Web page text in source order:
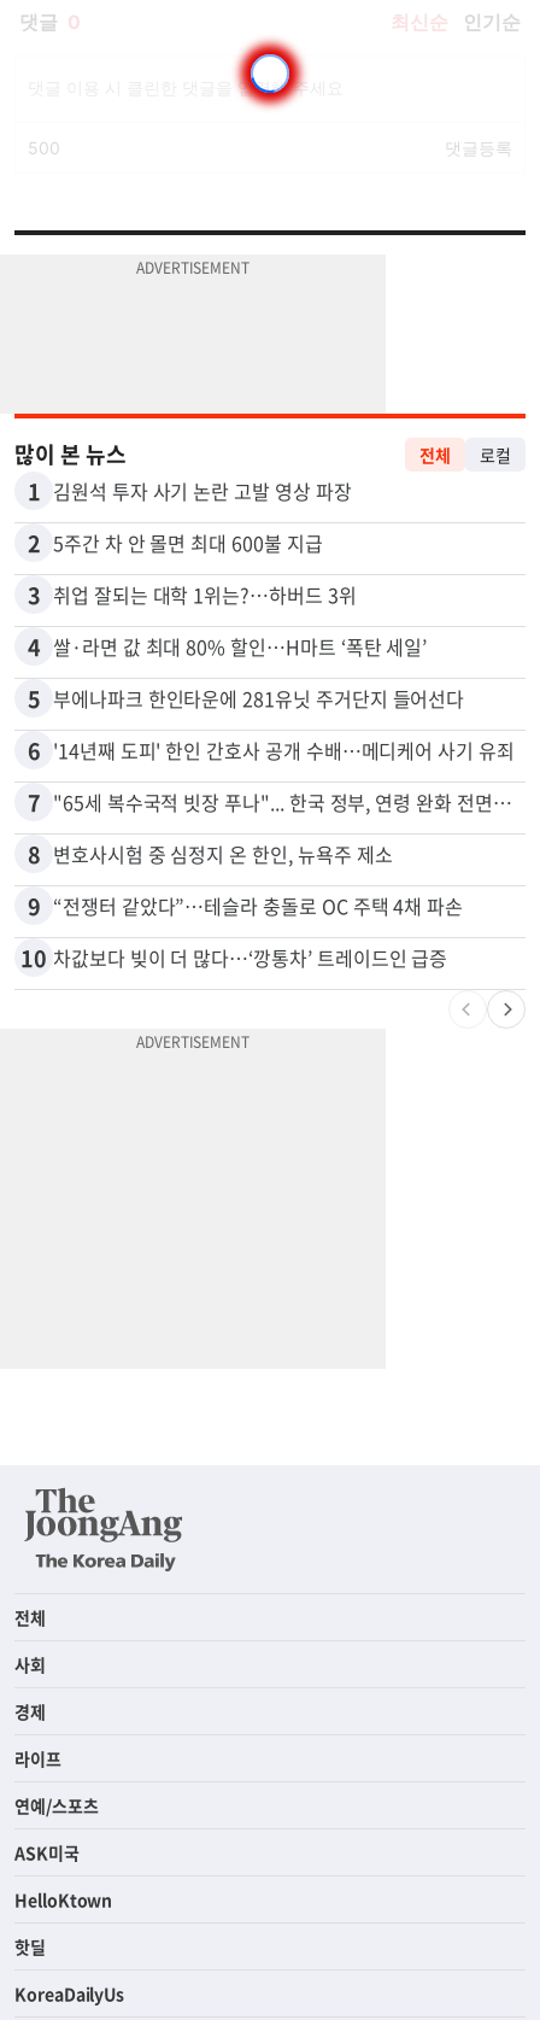
1 김원석 투자 사기 논란 고발 영상 파장
2 5주간 차 안 몰면 최대 600불 지급
3 취업 잘되는 대학 1위는?…하버드 3위
4 쌀·라면 값 최대 80% 할인…H마트 ‘폭탄 세일’
5 부에나파크 한인타운에 281유닛 주거단지 들어선다
6 '14년째 도피' 한인 간호사 공개 수배…메디케어 사기 유죄
7
8 변호사시험 중 심정지 온 한인, 뉴욕주 제소
9 “전쟁터 같았다”…테슬라 충돌로 OC 주택 4채 파손
전체
사회
경제
라이프
연예/스포츠
ASK미국
HelloKtown
핫딜